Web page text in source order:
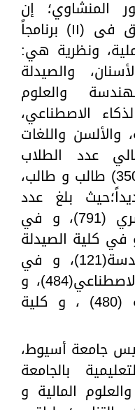
المنشاوي؛ إن
الدراسة هذا العام؛ تنطلق فى (١١) برنامجاً
عملية، ونظرية هي:
والصيدلة
والعلوم
الاصطناعي،
والألسن واللغات
عدد الطلاب
الدراسين؛ ما يقرب من (3500) طالب و طالب،
جديداً؛حيث بلغ عدد
الطلاب بكلية الطب البشري (791)، و في
الأسنان (319)، و في كلية الصيدلة
(334)، و في كلية الهندسة(121)، و في
كلية الحاسبات و الذكاء الاصطناعي(484)، و
في كلية العلوم الإدارية (480) ، و كلية
جامعة أسيوط،
بالجامعة
المالية و